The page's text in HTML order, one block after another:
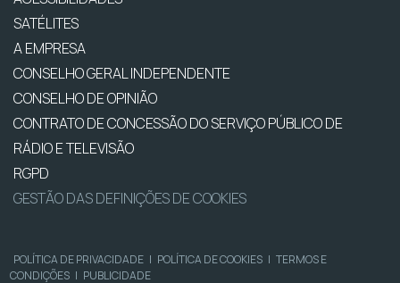
SATÉLITES
A EMPRESA
CONSELHO GERAL INDEPENDENTE
CONSELHO DE OPINIÃO
CONTRATO DE CONCESSÃO DO SERVIÇO PÚBLICO DE
RÁDIO E TELEVISÃO
RGPD
GESTÃO DAS DEFINIÇÕES DE COOKIES
POLÍTICA DE PRIVACIDADE | POLÍTICA DE COOKIES | TERMOS E
CONDIÇÕES | PUBLICIDADE